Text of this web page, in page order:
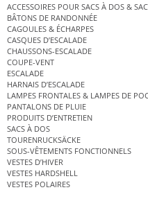
ACCESSOIRES POUR SACS À DOS &
BÂTONS DE RANDONNÉE
CAGOULES & ÉCHARPES
CASQUES D’ESCALADE
CHAUSSONS-ESCALADE
COUPE-VENT
ESCALADE
HARNAIS D’ESCALADE
LAMPES FRONTALES & LAMPES DE
PANTALONS DE PLUIE
PRODUITS D’ENTRETIEN
SACS À DOS
TOURENRUCKSÄCKE
SOUS-VÊTEMENTS FONCTIONNELS
VESTES D’HIVER
VESTES HARDSHELL
VESTES POLAIRES